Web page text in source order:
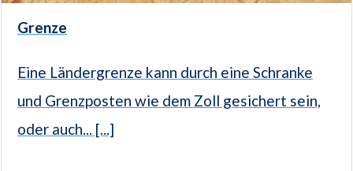
Grenze
Eine Ländergrenze kann durch eine Schranke
und Grenzposten wie dem Zoll gesichert sein,
oder auch... [...]